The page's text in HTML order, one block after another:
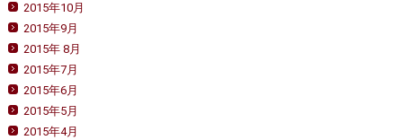
2015年10月
2015年9月
2015年 8月
2015年7月
2015年6月
2015年5月
2015年4月